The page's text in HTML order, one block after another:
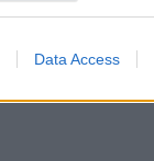
Data Access